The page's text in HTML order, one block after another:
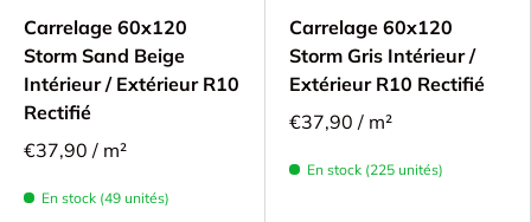
Carrelage 60x120
Storm Sand Beige
Intérieur / Extérieur R10
Rectifié
€37,90 / m²
En stock (49 unités)
Carrelage 60x120
Storm Gris Intérieur /
Extérieur R10 Rectifié
€37,90 / m²
En stock (225 unités)